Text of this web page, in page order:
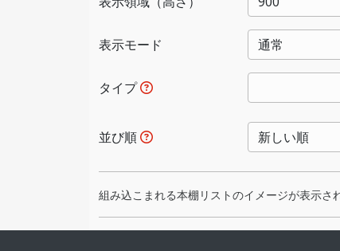
表示モード
タイプ
並び順
組み込こまれる本棚リストのイメージが表示さ